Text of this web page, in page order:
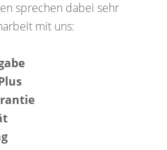
sprechen dabei sehr
mit uns: